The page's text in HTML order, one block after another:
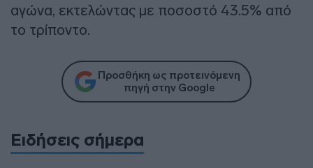
αγώνα, εκτελώντας με ποσοστό 43.5% από
το τρίποντο.
Προσθήκη ως προτεινόμενη
πηγή στην Google
Ειδήσεις σήμερα